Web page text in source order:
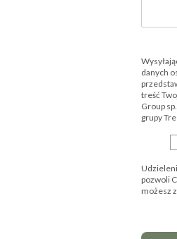
danych
treść
Group
grupy
pozwoli
możesz